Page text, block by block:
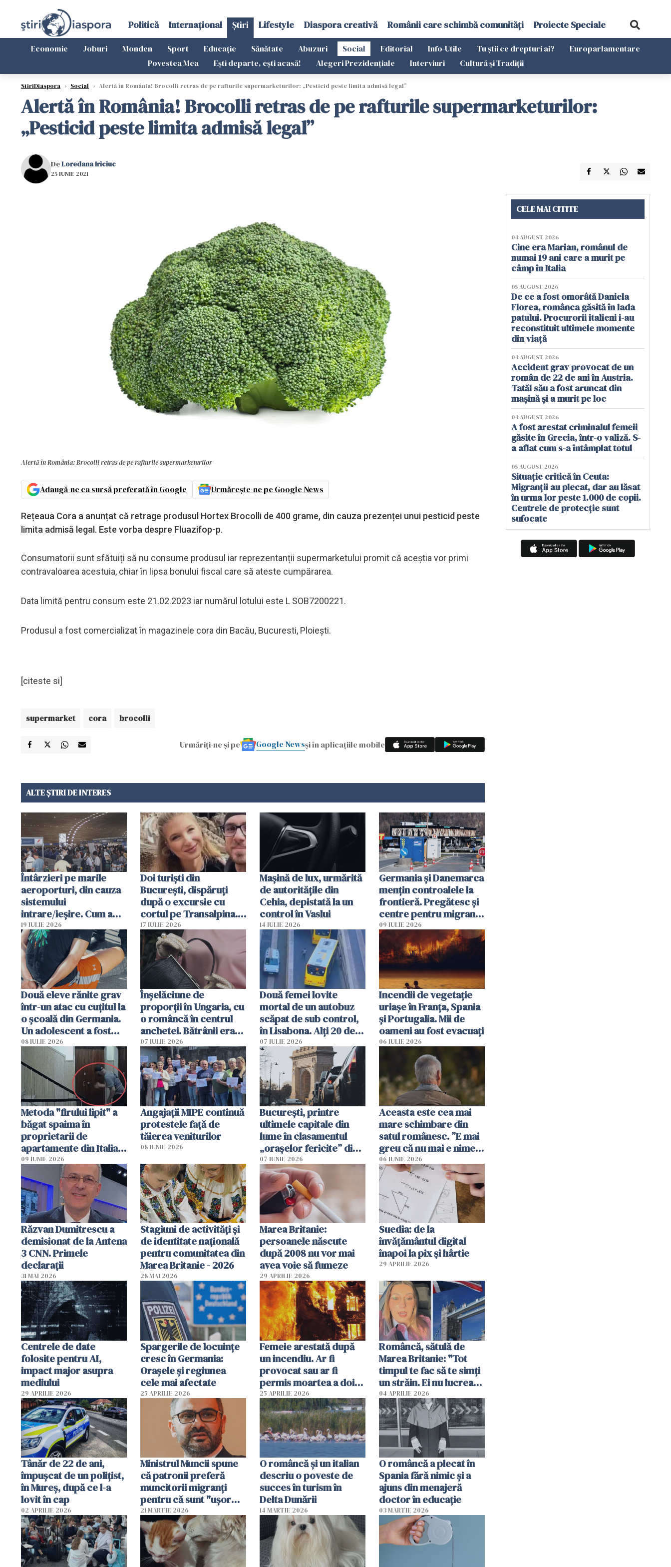
Politică Internațional Știri Lifestyle Diaspora creativă Românii care schimbă comunități Proiecte Speciale
Economie Joburi Monden Sport Educație Sănătate Abuzuri Social Editorial Info-Utile Tu știi ce drepturi ai?
Europarlamentare
Povestea Mea
Ești departe, ești acasă! Alegeri Prezidențiale Interviuri Cultură și Tradiții
StiriDiaspora › Social › Alertă în România! Brocolli retras de pe rafturile supermarketurilor: „Pesticid peste limita admisă legal”
Alertă în România! Brocolli retras de pe rafturile supermarketurilor:
„Pesticid peste limita admisă legal”
DeLoredana Iriciuc
25 IUNIE 2021
Alertă în România: Brocolli retras de pe rafturile supermarketurilor
Adaugă-ne ca sursă preferată în Google Urmărește-ne pe Google News
Rețeaua Cora a anunțat că retrage produsul Hortex Brocolli de 400 grame, din cauza prezenței unui pesticid peste
limita admisă legal. Este vorba despre Fluazifop-p.
Consumatorii sunt sfătuiți să nu consume produsul iar reprezentanții supermarketului promit că aceștia vor primi
contravaloarea acestuia, chiar în lipsa bonului fiscal care să ateste cumpărarea.
Data limită pentru consum este 21.02.2023 iar numărul lotului este L SOB7200221.
Produsul a fost comercializat în magazinele cora din Bacău, Bucuresti, Ploiești.
[citeste si]
supermarket cora brocolli
Urmăriți-ne și pe Google Newsși în aplicațiile mobile
ALTE ȘTIRI DE INTERES
Întârzieri pe marile
aeroporturi, din cauza
sistemului
intrare/ieșire. Cum a
ajuns o femeie să fie
arestată în Cluj-Napoca
19 IULIE 2026
Doi turiști din
București, dispăruți
după o excursie cu
cortul pe Transalpina.
Poliția și familia îi caută
17 IULIE 2026
Mașină de lux, urmărită
de autoritățile din
Cehia, depistată la un
control în Vaslui
14 IULIE 2026
Germania și Danemarca
mențin controalele la
frontieră. Pregătesc și
centre pentru migranții
respinși din UE
09 IULIE 2026
Două eleve rănite grav
într-un atac cu cuțitul la
o școală din Germania.
Un adolescent a fost
arestat
08 IULIE 2026
Înșelăciune de
proporții în Ungaria, cu
o româncă în centrul
anchetei. Bătrânii erau
puși să lase la poartă
genți cu aur și bani
07 IULIE 2026
Două femei lovite
mortal de un autobuz
scăpat de sub control,
în Lisabona. Alți 20 de
oameni sunt răniți
07 IULIE 2026
Incendii de vegetație
uriașe în Franța, Spania
și Portugalia. Mii de
oameni au fost evacuați
06 IULIE 2026
Metoda "firului lipit" a
băgat spaima în
proprietarii de
apartamente din Italia.
Poliția, sesizată
09 IUNIE 2026
Angajaţii MIPE continuă
protestele faţă de
tăierea veniturilor
08 IUNIE 2026
București, printre
ultimele capitale din
lume în clasamentul
„orașelor fericite” din
2026
07 IUNIE 2026
Aceasta este cea mai
mare schimbare din
satul românesc. ”E mai
greu că nu mai e nimeni
pe-aici, prin jur”
06 IUNIE 2026
Răzvan Dumitrescu a
demisionat de la Antena
3 CNN. Primele
declarații
31 MAI 2026
Stagiuni de activități și
de identitate națională
pentru comunitatea din
Marea Britanie - 2026
28 MAI 2026
Marea Britanie:
persoanele născute
după 2008 nu vor mai
avea voie să fumeze
29 APRILIE 2026
Suedia: de la
învățământul digital
înapoi la pix și hârtie
29 APRILIE 2026
Centrele de date
folosite pentru AI,
impact major asupra
mediului
29 APRILIE 2026
Spargerile de locuințe
cresc în Germania:
Orașele și regiunea
cele mai afectate
25 APRILIE 2026
Femeie arestată după
un incendiu. Ar fi
provocat sau ar fi
permis moartea a doi
copii de 1 an și 3 ani
25 APRILIE 2026
Româncă, sătulă de
Marea Britanie: "Tot
timpul te fac să te simți
un străin. Ei nu lucrează
ca noi. În România,
oamenii sunt altfel"
04 APRILIE 2026
Tânăr de 22 de ani,
împușcat de un polițist,
în Mureș, după ce l-a
lovit în cap
02 APRILIE 2026
Ministrul Muncii spune
că patronii preferă
muncitorii migranți
pentru că sunt "uşor
dispensabili"
21 MARTIE 2026
O româncă și un italian
descriu o poveste de
succes în turism în
Delta Dunării
14 MARTIE 2026
O româncă a plecat în
Spania fără nimic și a
ajuns din menajeră
doctor în educație
03 MARTIE 2026
CELE MAI CITITE
04 AUGUST 2026
Cine era Marian, românul de
numai 19 ani care a murit pe
câmp în Italia
05 AUGUST 2026
De ce a fost omorâtă Daniela
Florea, românca găsită în lada
patului. Procurorii italieni i-au
reconstituit ultimele momente
din viață
04 AUGUST 2026
Accident grav provocat de un
român de 22 de ani în Austria.
Tatăl său a fost aruncat din
mașină și a murit pe loc
04 AUGUST 2026
A fost arestat criminalul femeii
găsite în Grecia, într-o valiză. S-
a aflat cum s-a întâmplat totul
05 AUGUST 2026
Situație critică în Ceuta:
Migranții au plecat, dar au lăsat
în urma lor peste 1.000 de copii.
Centrele de protecție sunt
sufocate